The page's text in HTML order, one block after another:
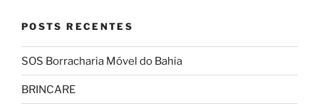
POSTS RECENTES
SOS Borracharia Móvel do Bahia
BRINCARE